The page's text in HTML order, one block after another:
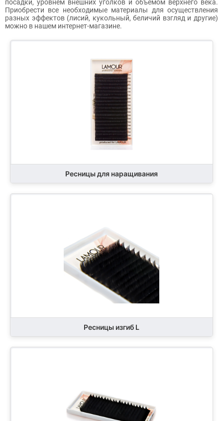
посадки, уровнем внешних уголков и объемом верхнего века.
Приобрести все необходимые материалы для осуществления
разных эффектов (лисий, кукольный, беличий взгляд и другие)
можно в нашем интернет-магазине.
Ресницы для наращивания
Ресницы изгиб L